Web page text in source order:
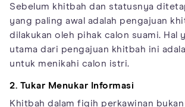
Sebelum khitbah dan statusnya
yang paling awal adalah pengajuan
dilakukan oleh pihak calon suami. Hal
utama dari pengajuan khitbah ini
untuk menikahi calon istri.
2. Tukar Menukar Informasi
Khitbah dalam fiqih perkawinan bukan